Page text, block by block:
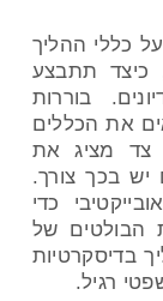
כללי ההליך
כיצד תתבצע
בוררות
את הכללים
צד מציג את
יש בכך צורך.
כדי
הבולטים של
בדיסקרטיות
רגיל.